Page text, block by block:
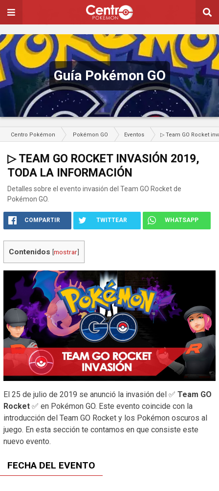
Guía Pokémon GO
Centro Pokémon Pokémon GO Eventos ▷ Team GO Rocket
▷ TEAM GO ROCKET INVASIÓN 2019,
TODA LA INFORMACIÓN
Detalles sobre el evento invasión del Team GO Rocket de
Pokémon GO.
COMPARTIR TWITTEAR WHATSAPP
Contenidos [mostrar]
El 25 de julio de 2019 se anunció la invasión del ✅ Team GO
Rocket ✅ en Pokémon GO. Este evento coincide con la
introducción del Team GO Rocket y los Pokémon oscuros al
juego. En esta sección te contamos en que consiste este
nuevo evento.
FECHA DEL EVENTO